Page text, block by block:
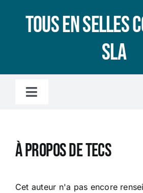
contenuTous en selles
SLA
Toggle
L’association
LA SLA, C’EST QUOI ?
À propos deTECS
Cet auteur n'a pas encore